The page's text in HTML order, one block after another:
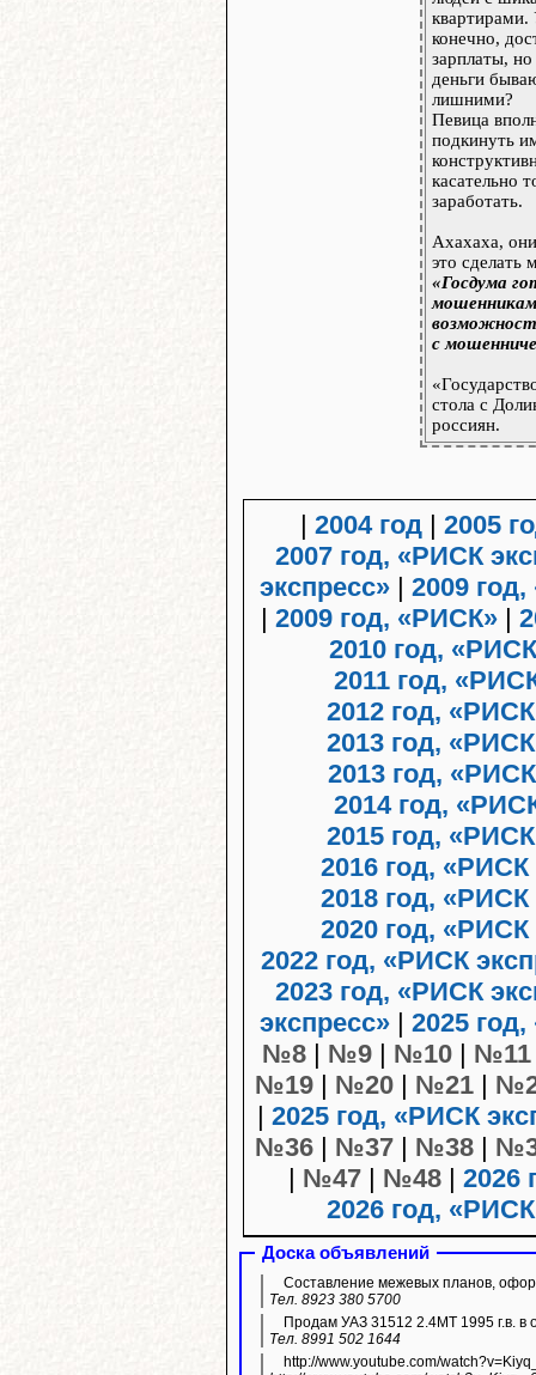
конечно,
зарплаты, но
деньги
лишними?
Певица
подкинуть
касательно
заработать.
Ахахаха,
это сделать
«Госдума
с
стола с
россиян.
|2004 год |2005
2007 год, «РИСК
экспресс» | 2009
| 2009 год, «РИСК» |
2010 год,
2011 год,
2012 год,
2013 год,
2013 год,
2014 год,
2015 год,
2016 год, «РИСК
2018 год, «РИСК
2020 год, «РИСК
2022 год, «РИСК
2023 год, «РИСК
экспресс» |2025
№8 | №9 | №10 | №11
№19 | №20 | №21 |
| 2025 год, «РИСК
№36 | №37 | №38 |
| №47 | №48 | 2026
2026 год,
Доска объявлений
Составление межевых планов,
Тел. 8923 380 5700
Продам УАЗ 31512 2.4МТ 1995 г.в. в
Тел. 8991 502 1644
http://www.youtube.com/